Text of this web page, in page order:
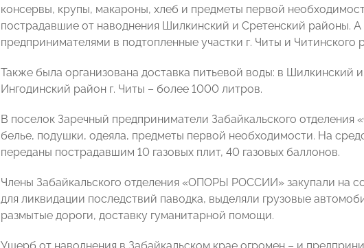
консервы, крупы, макароны, хлеб и предметы первой
пострадавшие от наводнения Шилкинский и Сретенский районы. А
предпринимателями в подтопленные участки г. Читы и Читинского
Также была организована доставка питьевой воды: в Шилкинский
Ингодинский район г. Читы – более 1000 литров.
В поселок Заречный предприниматели Забайкальского
белье, подушки, одеяла, предметы первой необходимости. На
переданы пострадавшим 10 газовых плит, 40 газовых баллонов.
Члены Забайкальского отделения «ОПОРЫ РОССИИ» закупали на
для ликвидации последствий паводка, выделяли грузовые
размытые дороги, доставку гуманитарной помощи.